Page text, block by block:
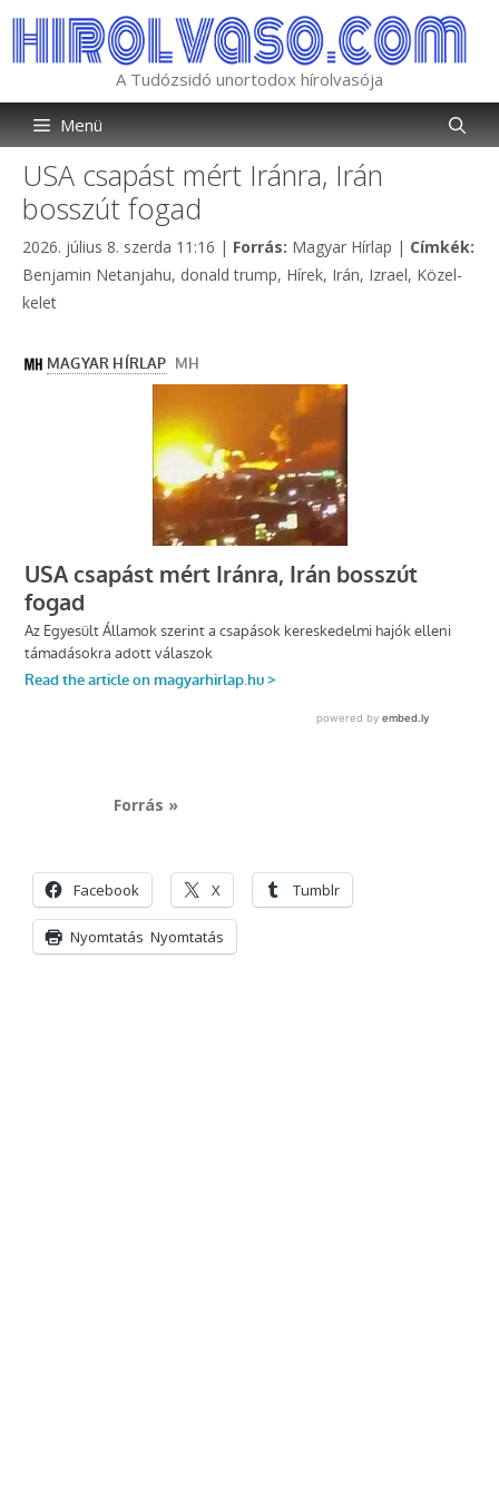
tartalomba
A Tudózsidó unortodox hírolvasója
Menü
USA csapást mért Iránra, Irán
bosszút fogad
2026. július 8. szerda 11:16 | Forrás: Kategória
Magyar Hírlap | Címkék:
Címkék
Benjamin Netanjahu, donald trump, Hírek, Irán, Izrael, Közel-
kelet
Forrás »
Facebook X Tumblr
Nyomtatás Nyomtatás